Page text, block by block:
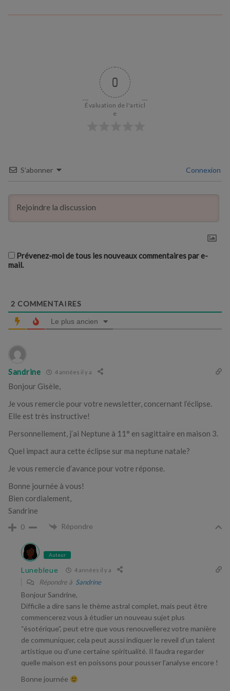
0
Évaluation de l'articl
e
S’abonner Connexion
Prévenez-moi de tous les nouveaux commentaires par e-
mail.
2 COMMENTAIRES
Le plus ancien
Sandrine 4 années il y a
Bonjour Gisèle,
Je vous remercie pour votre newsletter, concernant l’éclipse.
Elle est très instructive!
Personnellement, j’ai Neptune à 11° en sagittaire en maison 3.
Quel impact aura cette éclipse sur ma neptune natale?
Je vous remercie d’avance pour votre réponse.
Bonne journée à vous!
Bien cordialement,
Sandrine
0 Répondre
Auteur
Lunebleue 4 années il y a
Répondre à Sandrine
Bonjour Sandrine,
Difficile a dire sans le thème astral complet, mais peut être
commencerez vous à étudier un nouveau sujet plus
“ésotérique”, peut etre que vous renouvellerez votre manière
de communiquer, cela peut aussi indiquer le reveil d’un talent
artistique ou d’une certaine spiritualité. Il faudra regarder
quelle maison est en poissons pour pousser l’analyse encore !
Bonne journée